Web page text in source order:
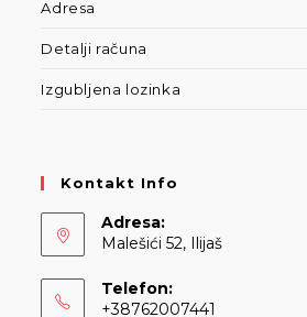
Adresa
Detalji računa
Izgubljena lozinka
Kontakt Info
Adresa:
Malešići 52, Ilijaš
Telefon:
+38762007441